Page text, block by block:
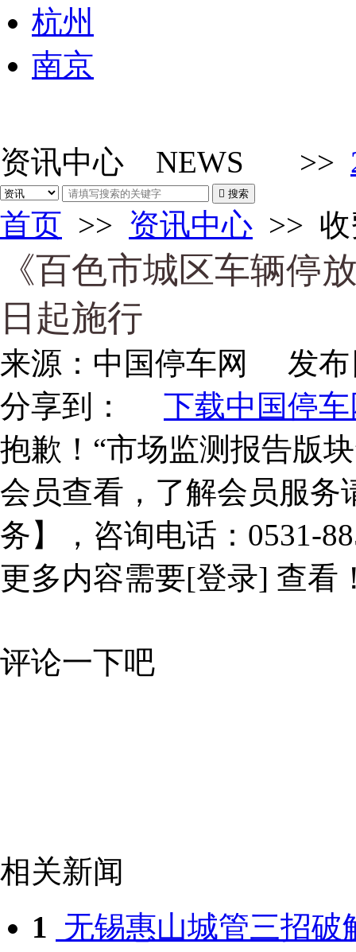
杭州
南京
资讯中心 NEWS >>
 搜索
首页 >> 资讯中心 >>
《百色市城区车辆停
日起施行
来源： 中国停车网
发布
分享到：
下载中国停车
抱歉！“市场监测报告版
会员查看，了解会员服务
务】，咨询电话：0531-
更多内容需要[登录] 查看
评论一下吧
相关新闻
1 无锡惠山城管三招破